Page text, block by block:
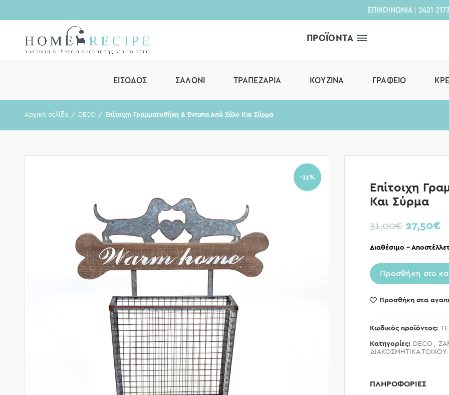
ΕΠΙΚΟΙΝΩΝΙΑ| 2421
ΠΡΟΪΟΝΤΑ
ΕΊΣΟΔΟΣ ΣΑΛΌΝΙ ΤΡΑΠΕΖΑΡΊΑ ΚΟΥΖΊΝΑ ΓΡΑΦΕΊΟ
Αρχική σελίδα DECO Επίτοιχη Γραμματοθήκη & Έντυπα Από Ξύλο Και Σύρμα
-11%
Επίτοιχη
Και Σύρμα
31,00€ 27,50€
Διαθέσιμο –
Προσθήκη στο
Προσθήκη στα
Κωδικός προϊόντος:
Κατηγορίες: DECO ,
ΔΙΑΚΟΣΜΗΤΙΚΑ ΤΟΙΧΟΥ
ΠΛΗΡΟΦΟΡΙΕΣ